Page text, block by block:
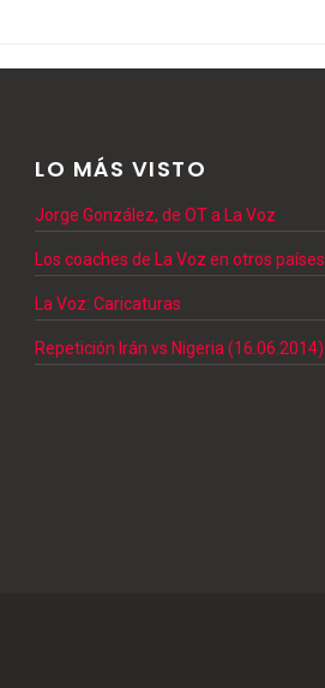
LO MÁS VISTO
Jorge González, de OT a La Voz
Los coaches de La Voz en otros países
La Voz: Caricaturas
Repetición Irán vs Nigeria (16.06.2014)